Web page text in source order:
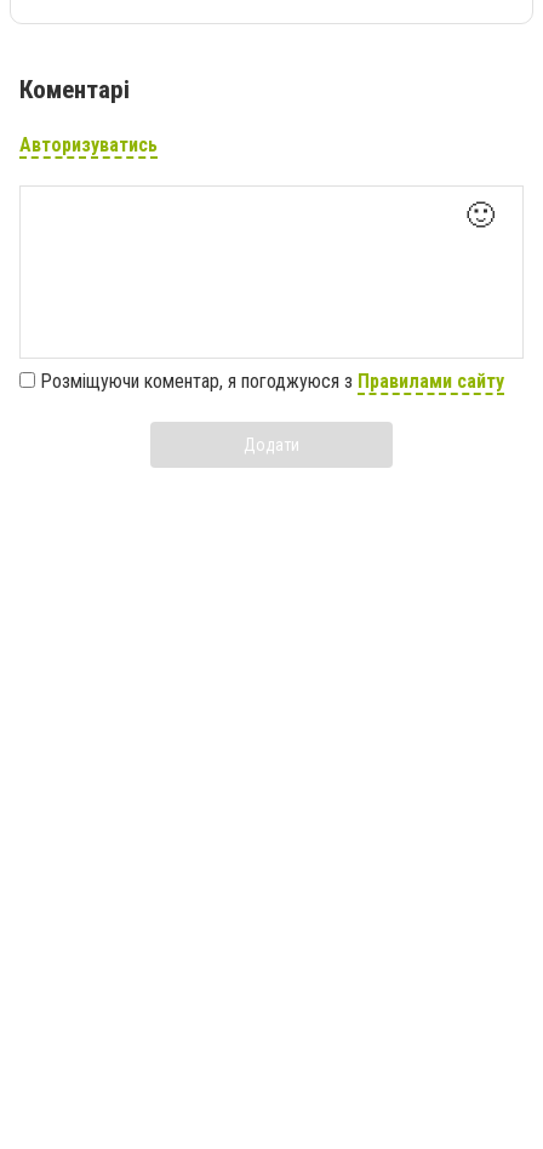
Коментарі
Авторизуватись
🙂
Розміщуючи коментар, я погоджуюся з Правилами сайту
Додати